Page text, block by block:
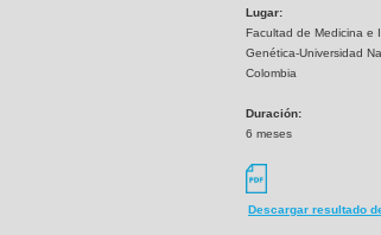
Lugar:
Facultad de Medicina e
Genética-Universidad
Colombia
Duración:
6 meses
Descargar resultado